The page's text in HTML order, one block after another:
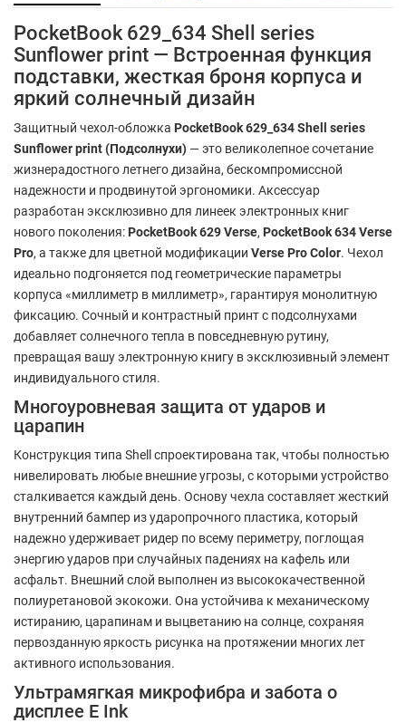
PocketBook 629_634 Shell series
Sunflower print — Встроенная функция
подставки, жесткая броня корпуса и
яркий солнечный дизайн
Защитный чехол-обложка PocketBook 629_634 Shell series
Sunflower print (Подсолнухи) — это великолепное сочетание
жизнерадостного летнего дизайна, бескомпромиссной
надежности и продвинутой эргономики. Аксессуар
разработан эксклюзивно для линеек электронных книг
нового поколения: PocketBook 629 Verse, PocketBook 634 Verse
Pro, а также для цветной модификации Verse Pro Color. Чехол
идеально подгоняется под геометрические параметры
корпуса «миллиметр в миллиметр», гарантируя монолитную
фиксацию. Сочный и контрастный принт с подсолнухами
добавляет солнечного тепла в повседневную рутину,
превращая вашу электронную книгу в эксклюзивный элемент
индивидуального стиля.
Многоуровневая защита от ударов и
царапин
Конструкция типа Shell спроектирована так, чтобы полностью
нивелировать любые внешние угрозы, с которыми устройство
сталкивается каждый день. Основу чехла составляет жесткий
внутренний бампер из ударопрочного пластика, который
надежно удерживает ридер по всему периметру, поглощая
энергию ударов при случайных падениях на кафель или
асфальт. Внешний слой выполнен из высококачественной
полиуретановой экокожи. Она устойчива к механическому
истиранию, царапинам и выцветанию на солнце, сохраняя
первозданную яркость рисунка на протяжении многих лет
активного использования.
Ультрамягкая микрофибра и забота о
дисплее E Ink